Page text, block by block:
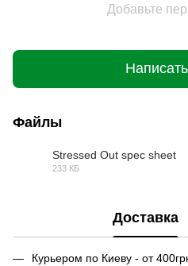
Добавьте
Файлы
Stressed Out spec sheet
233 КБ
Доставка
Курьером по Киеву - от